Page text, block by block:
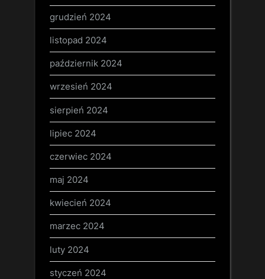
grudzień 2024
listopad 2024
październik 2024
wrzesień 2024
sierpień 2024
lipiec 2024
czerwiec 2024
maj 2024
kwiecień 2024
marzec 2024
luty 2024
styczeń 2024